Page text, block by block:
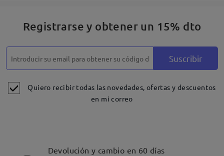
Registrarse y obtener un 15% dto
Suscribir
Quiero recibir todas las novedades, ofertas y descuentos
en mi correo
Devolución y cambio en 60 días